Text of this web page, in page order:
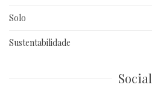
Solo
Sustentabilidade
Social